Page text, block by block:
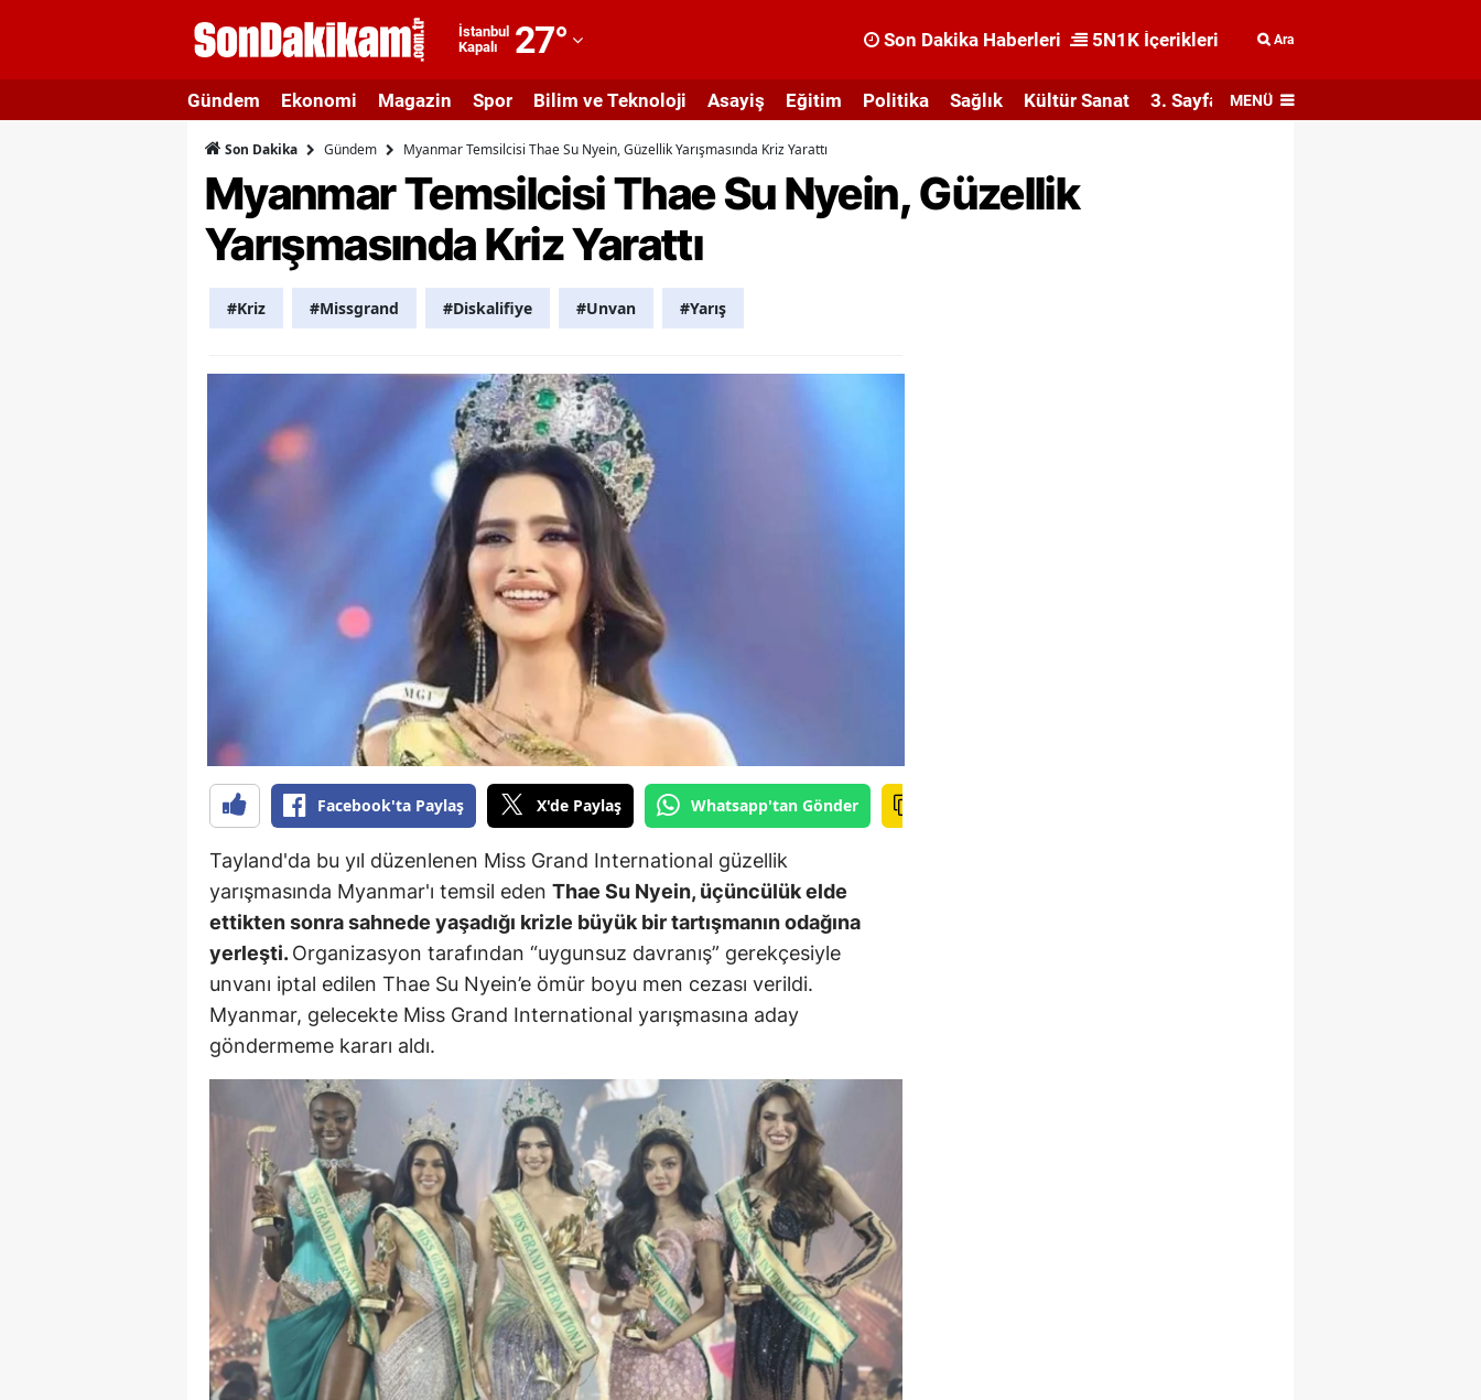
İstanbul
Kapalı
27°
Adıyaman
Afyonkarahisar
Ağrı
Amasya
Ankara
Artvin
Aydın
Balıkesir
Bilecik
Bingöl
Bitlis
Bolu
Burdur
Bursa
Çanakkale
Çankırı
Çorum
Denizli
Diyarbakır
Edirne
Erzincan
Erzurum
Eskişehir
Gaziantep
Giresun
Gümüşhane
Hakkari
Son Dakika Haberleri 5N1K İçerikleri Ara
Gündem Ekonomi Magazin Spor Bilim ve Teknoloji Asayiş Eğitim Politika Sağlık Kültür Sanat 3. Sayfa MENÜ
Son Dakika Gündem Myanmar Temsilcisi Thae Su Nyein, Güzellik Yarışmasında Kriz Yarattı
Myanmar Temsilcisi Thae Su Nyein, Güzellik
Yarışmasında Kriz Yarattı
#Kriz #Missgrand #Diskalifiye #Unvan #Yarış
Facebook'ta Paylaş X'de Paylaş Whatsapp'tan Gönder
Tayland'da bu yıl düzenlenen Miss Grand International güzellik
yarışmasında Myanmar'ı temsil eden Thae Su Nyein, üçüncülük elde
ettikten sonra sahnede yaşadığı krizle büyük bir tartışmanın odağına
yerleşti.Organizasyon tarafından “uygunsuz davranış” gerekçesiyle
unvanı iptal edilen Thae Su Nyein’e ömür boyu men cezası verildi.
Myanmar, gelecekte Miss Grand International yarışmasına aday
göndermeme kararı aldı.